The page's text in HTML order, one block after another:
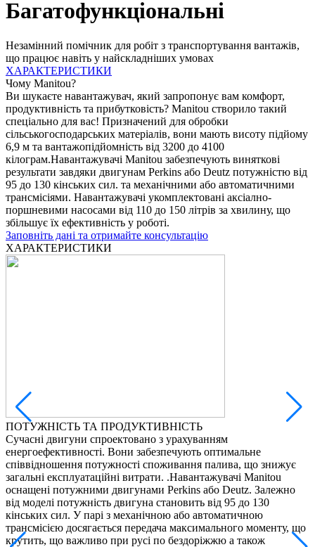
Багатофункціональні
Незамінний помічник для робіт з транспортування вантажів,
що працює навіть у найскладніших умовах
ХАРАКТЕРИСТИКИ
Чому Manitou?
Ви шукаєте навантажувач, який запропонує вам комфорт,
продуктивність та прибутковість? Manitou створило такий
спеціально для вас! Призначений для обробки
сільськогосподарських матеріалів, вони мають висоту підйому
6,9 м та вантажопідйомність від 3200 до 4100
кілограм.Навантажувачі Manitou забезпечують виняткові
результати завдяки двигунам Perkins або Deutz потужністю від
95 до 130 кінських сил. та механічними або автоматичними
трансмісіями. Навантажувачі укомплектовані аксіално-
поршневими насосами від 110 до 150 літрів за хвилину, що
збільшує їх ефективність у роботі.
Заповніть дані та отримайте консультацію
ХАРАКТЕРИСТИКИ
ПОТУЖНІСТЬ ТА ПРОДУКТИВНІСТЬ
Сучасні двигуни спроектовано з урахуванням
енергоефективності. Вони забезпечують оптимальне
співвідношення потужності споживання палива, що знижує
загальні експлуатаційні витрати. .Навантажувачі Manitou
оснащені потужними двигунами Perkins або Deutz. Залежно
від моделі потужність двигуна становить від 95 до 130
кінських сил. У парі з механічною або автоматичною
трансмісією досягається передача максимального моменту, що
крутить, що важливо при русі по бездоріжжю а також